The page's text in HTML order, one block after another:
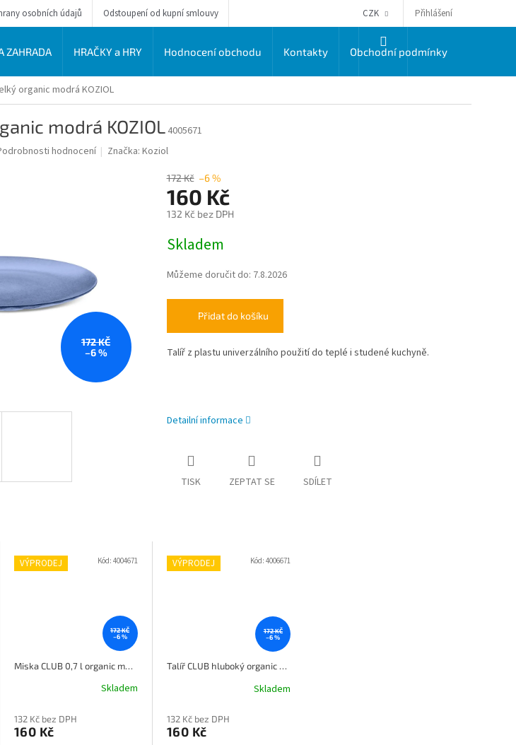
osobních údajů Odstoupení od kupní smlouvy CZK Přihlášení
ZAHRADA HRAČKY a HRY Hodnocení obchodu Kontakty Obchodní podmínky
organic modrá KOZIOL
modrá KOZIOL 4005671
hodnocení Značka:Koziol
172 KČ
–6 %
172 Kč –6 %
160 Kč
132 Kč bez DPH
cena:
Skladem
Můžeme doručit do: 7.8.2026
Přidat do košíku
Talíř z plastu univerzálního použití do teplé i studené kuchyně.
Detailní informace
TISK ZEPTAT SE SDÍLET
VÝPRODEJ
172 KČ
–6 %
Miska CLUB 0,7 l organic modrá KOZIOL
Skladem
132 Kč bez DPH
160 Kč
Kód: 4004671 VÝPRODEJ
172 KČ
–6 %
Talíř CLUB hluboký organic modrá KOZIOL
Skladem
132 Kč bez DPH
160 Kč
Kód:4006671